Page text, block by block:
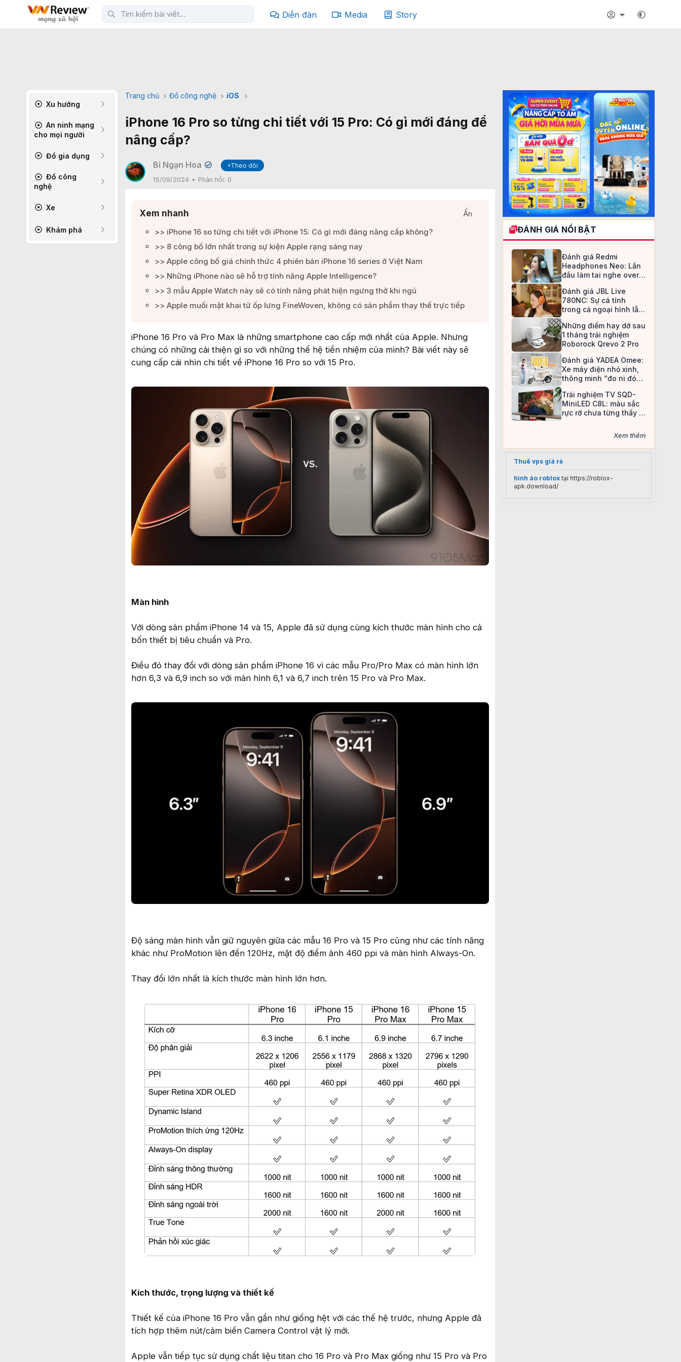
Diễn đàn Media Story
Xu hướng
An ninh mạng
cho mọi người
Đồ gia dụng
Đồ công
nghệ
Xe
Khám phá
Trang chủ Đồ công nghệ iOS
iPhone 16 Pro so từng chi tiết với 15 Pro: Có gì mới đáng để
nâng cấp?
Bỉ Ngạn Hoa ✔
+Theo dõi
15/09/2024
Phản hồi: 0
Xem nhanh
Ẩn
>> iPhone 16 so từng chi tiết với iPhone 15: Có gì mới đáng nâng cấp không?​
>> 8 công bố lớn nhất trong sự kiện Apple rạng sáng nay​
>> Apple công bố giá chính thức 4 phiên bản iPhone 16 series ở Việt Nam​
>> Những iPhone nào sẽ hỗ trợ tính năng Apple Intelligence?​
>> 3 mẫu Apple Watch này sẽ có tính năng phát hiện ngưng thở khi ngủ​
>> Apple muối mặt khai tử ốp lưng FineWoven, không có sản phẩm thay thế trực tiếp​
iPhone 16 Pro và Pro Max là những smartphone cao cấp mới nhất của Apple. Nhưng
chúng có những cải thiện gì so với những thế hệ tiền nhiệm của mình? Bài viết này sẽ
cung cấp cái nhìn chi tiết về iPhone 16 Pro so với 15 Pro.
Màn hình
Với dòng sản phẩm iPhone 14 và 15, Apple đã sử dụng cùng kích thước màn hình cho cả
bốn thiết bị tiêu chuẩn và Pro.
Điều đó thay đổi với dòng sản phẩm iPhone 16 vì các mẫu Pro/Pro Max có màn hình lớn
hơn 6,3 và 6,9 inch so với màn hình 6,1 và 6,7 inch trên 15 Pro và Pro Max.
Độ sáng màn hình vẫn giữ nguyên giữa các mẫu 16 Pro và 15 Pro cũng như các tính năng
khác như ProMotion lên đến 120Hz, mật độ điểm ảnh 460 ppi và màn hình Always-On.
Thay đổi lớn nhất là kích thước màn hình lớn hơn.
Kích thước, trọng lượng và thiết kế
Thiết kế của iPhone 16 Pro vẫn gần như giống hệt với các thế hệ trước, nhưng Apple đã
tích hợp thêm nút/cảm biến Camera Control vật lý mới.
Apple vẫn tiếp tục sử dụng chất liệu titan cho 16 Pro và Pro Max giống như 15 Pro và Pro
ĐÁNH GIÁ NỔI BẬT
Đánh giá Redmi
Headphones Neo: Lần
đầu làm tai nghe over-
an toàn
Đánh giá JBL Live
780NC: Sự cá tính
trong cả ngoại hình lẫn
Những điểm hay dở sau
1 tháng trải nghiệm
Roborock Qrevo 2 Pro
Đánh giá YADEA Omee:
Xe máy điện nhỏ xinh,
thông minh “đo ni đóng
Trải nghiệm TV SQD-
MiniLED C8L: màu sắc
rực rỡ chưa từng thấy ở
Xem thêm
Thuê vps giá rẻ
hình áo roblox tại https://roblox-
apk.download/